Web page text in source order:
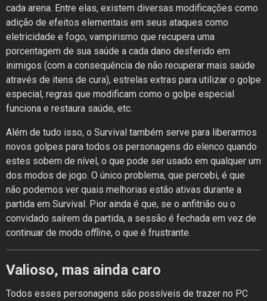
cada arena. Entre elas, existem diversas modificações como
adição de efeitos elementais em seus ataques como
eletricidade e fogo, vampirismo que recupera uma
porcentagem de sua saúde a cada dano desferido em
inimigos (com a consequência de não recuperar mais saúde
através de itens de cura), estrelas extras para utilizar o golpe
especial, regras que modificam como o golpe especial
funciona e restaura saúde, etc.
Além de tudo isso, o Survival também serve para liberarmos
novos golpes para todos os personagens do elenco quando
estes sobem de nível, o que pode ser usado em qualquer um
dos modos de jogo. O único problema, que percebi, é que
não podemos ver quais melhorias estão ativas durante a
partida em Survival. Pior ainda é que, se o anfitrião ou o
convidado saírem da partida, a sessão é fechada em vez de
continuar de modo offline, o que é frustrante.
Valioso, mas ainda caro
Todos esses personagens são possíveis de trazer no PC